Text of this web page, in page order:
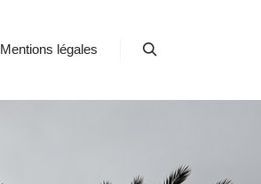
Mentions légales